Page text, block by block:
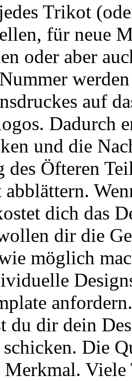
Trikot
für neue
oder aber
auf
Dadurch
und die
Öfteren
dich das
dir die
möglich
du dir dein
Die
Merkmal. Viele